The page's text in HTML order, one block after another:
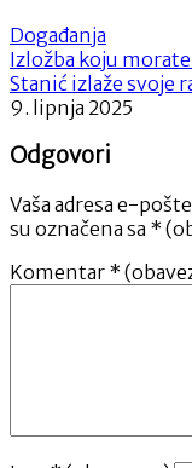
Događanja
Izložba koju
Stanić izlaže svoje
9. lipnja 2025
Odgovori
Vaša adresa e-
su označena sa *
Komentar *